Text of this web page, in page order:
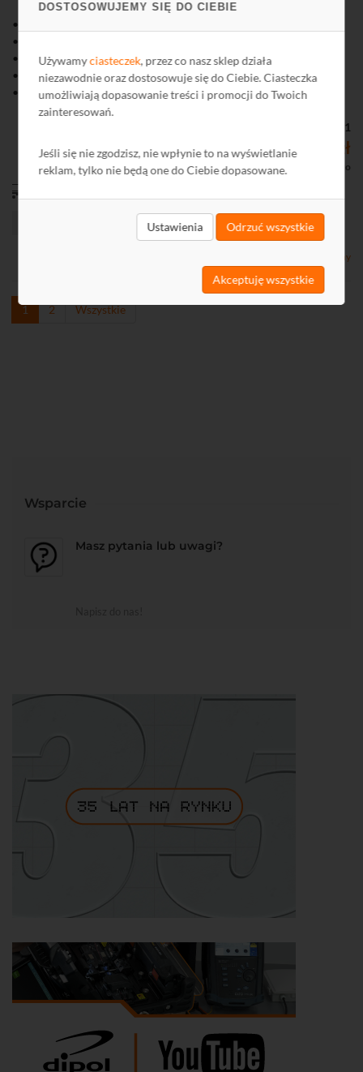
DOSTOSOWUJEMY SIĘ DO CIEBIE
Używamyciasteczek, przez co nasz sklep działa
niezawodnie oraz dostosowuje się do Ciebie. Ciasteczka
umożliwiają dopasowanie treści i promocji do Twoich
zainteresowań.
Jeśli się nie zgodzisz, nie wpłynie to na wyświetlanie
reklam, tylko nie będą one do Ciebie dopasowane.
Ustawienia Odrzuć wszystkie
Akceptuję wszystkie
• Typ złącza: F nakręcane
• Średnica: 5,8 mm
• Materiał: stal
• Montaż nie wymaga zaciskarki
• Przeznaczone do kabli klasy RG-59
Kod: E8021
0,74 zł
0,60 zł netto
Chwilowo niedostępny
1 2 Wszystkie
Wsparcie
Masz pytania lub uwagi?